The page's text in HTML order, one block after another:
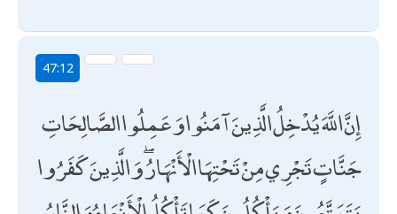
47:12
إِنَّ اللَّهَ يُدْخِلُ الَّذِينَ آمَنُوا وَعَمِلُوا الصَّالِحَاتِ
جَنَّاتٍ تَجْرِي مِنْ تَحْتِهَا الْأَنْهَارُ ۖ وَالَّذِينَ كَفَرُوا